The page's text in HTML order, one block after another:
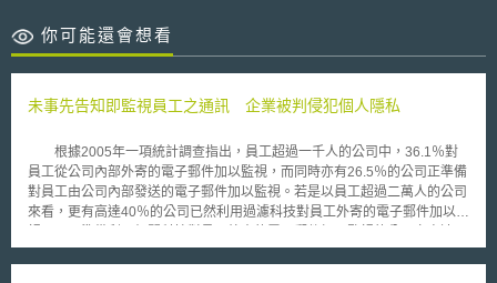
你可能還會想看
未事先告知即監視員工之通訊 企業被判侵犯個人隱私
根據2005年一項統計調查指出，員工超過一千人的公司中，36.1％對
員工從公司內部外寄的電子郵件加以監視，而同時亦有26.5％的公司正準備
對員工由公司內部發送的電子郵件加以監視。若是以員工超過二萬人的公司
來看，更有高達40％的公司已然利用過濾科技對員工外寄的電子郵件加以監
32％。 然而根據歐洲人權法院近日所做出的判決，不論公司是否訂有